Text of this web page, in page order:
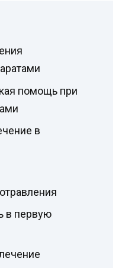
помощь при
в
в первую